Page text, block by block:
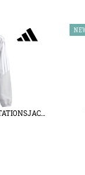
TIRO 26 LEAGUE PRÄSENTATIONSJACKE KIDS